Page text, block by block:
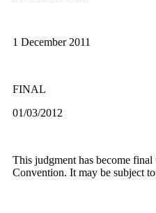
1 December 2011
FINAL
01/03/2012
This judgment has become
Convention. It may be subject